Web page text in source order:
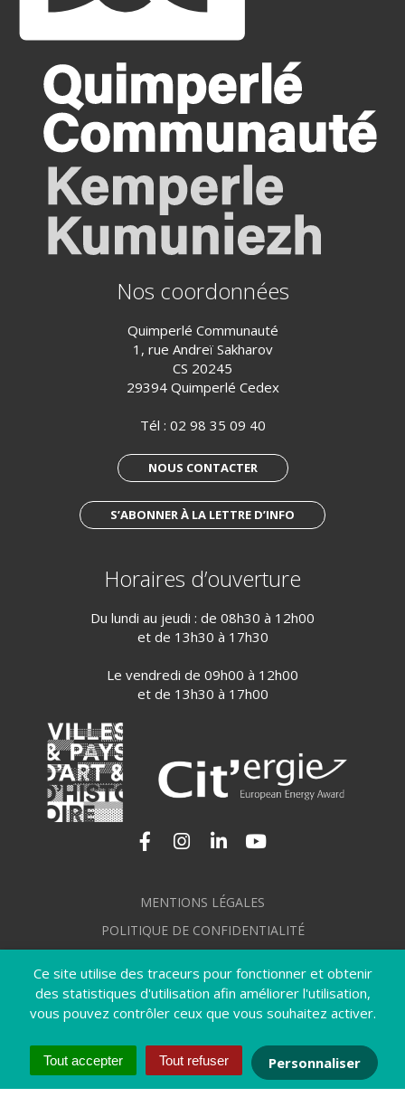
Ce site utilise des traceurs pour fonctionner et obtenir
des statistiques d'utilisation afin améliorer l'utilisation,
vous pouvez contrôler ceux que vous souhaitez activer.
Tout accepter Tout refuser Personnaliser
Nos coordonnées
Quimperlé Communauté
1, rue Andreï Sakharov
CS 20245
29394 Quimperlé Cedex
Tél : 02 98 35 09 40
NOUS CONTACTER
S’ABONNER À LA LETTRE D’INFO
Horaires d’ouverture
Du lundi au jeudi : de 08h30 à 12h00
et de 13h30 à 17h30
Le vendredi de 09h00 à 12h00
et de 13h30 à 17h00
Lien vers le compte Facebook
Lien vers le compte Instagram
Lien vers le compte
MENTIONS LÉGALES
POLITIQUE DE CONFIDENTIALITÉ
PLAN DU SITE
CRÉDITS
ACCESSIBILITÉ : NON CONFORME